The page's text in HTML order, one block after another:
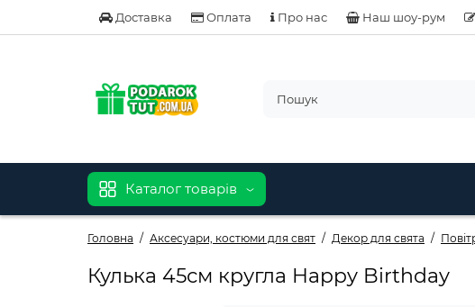
Доставка Оплата Про нас Наш шоу-рум
Каталог товарів
Головна Аксесуари, костюми для свят Декор для свята
Кулька 45см кругла Happy Birthday